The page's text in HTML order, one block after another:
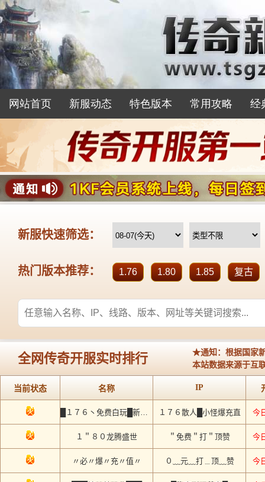
网站首页 新服动态 特色版本 常用攻略 经